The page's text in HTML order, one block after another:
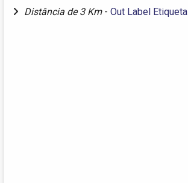
Distância de 3 Km - Out Label